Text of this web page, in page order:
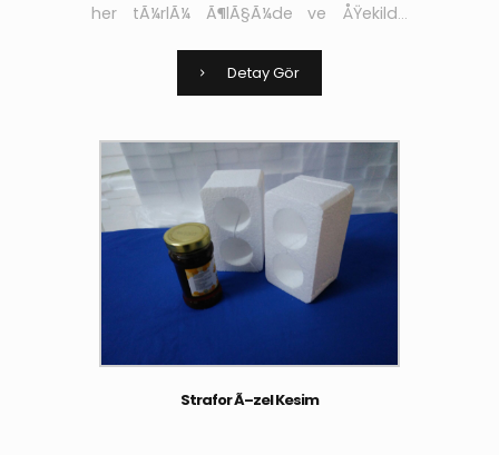
her tÃ¼rlÃ¼ Ã¶lÃ§Ã¼de ve ÅŸekilde
Detay Gör
Strafor Ã–zel Kesim